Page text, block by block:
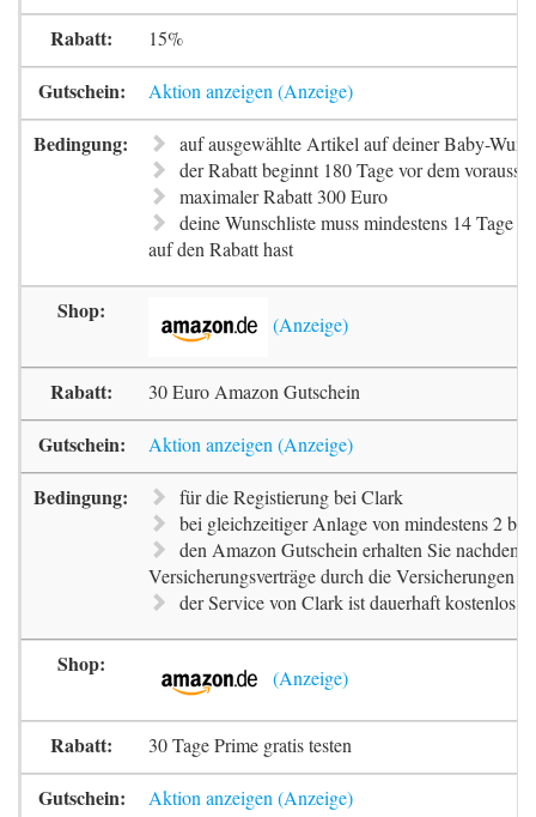
15%
Aktion anzeigen
auf ausgewählte Artikel auf deiner Baby-
der Rabatt beginnt 180 Tage vor dem
maximaler Rabatt 300 Euro
deine Wunschliste muss mindestens 14 Tage
auf den Rabatt hast
30 Euro Amazon Gutschein
Aktion anzeigen
für die Registierung bei Clark
bei gleichzeitiger Anlage von mindestens 2
den Amazon Gutschein erhalten Sie nachdem
Versicherungsverträge durch die Versicherungen
der Service von Clark ist dauerhaft kostenlos
30 Tage Prime gratis testen
Aktion anzeigen